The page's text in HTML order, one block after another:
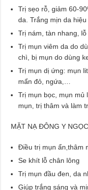
Trị sẹo rỗ, giảm 60-
da. Trắng mịn da hiệu
Trị nám, tàn nhang,
Trị mụn viêm da do
chì, bị mụn do dùng
Trị mụn dị ứng: mụn
mẩn đỏ, ngứa,…
Trị mụn bọc, mụn
mụn, trị thâm và làm
MẶT NẠ ĐÔNG Y
Điều trị mụn ẩn,thâm
Se khít lỗ chân lông
Trị mụn đầu đen, da
Giúp trắng sáng và